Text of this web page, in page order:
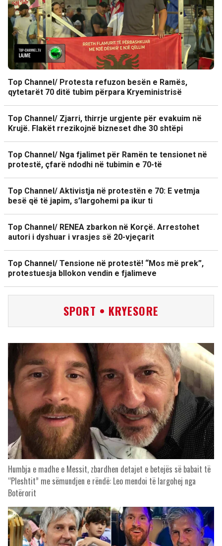
Top Channel/ Protesta refuzon besën e Ramës,
qytetarët 70 ditë tubim përpara Kryeministrisë
Top Channel/ Zjarri, thirrje urgjente për evakuim në
Krujë. Flakët rrezikojnë bizneset dhe 30 shtëpi
Top Channel/ Nga fjalimet për Ramën te tensionet në
protestë, çfarë ndodhi në tubimin e 70-të
Top Channel/ Aktivistja në protestën e 70: E vetmja
besë që të japim, s’largohemi pa ikur ti
Top Channel/ RENEA zbarkon në Korçë. Arrestohet
autori i dyshuar i vrasjes së 20-vjeçarit
Top Channel/ Tensione në protestë! “Mos më prek”,
protestuesja bllokon vendin e fjalimeve
SPORT • KRYESORE
Humbja e madhe e Messit, zbardhen detajet e betejës së babait të
“Pleshtit” me sëmundjen e rëndë: Leo mendoi të largohej nga
Botërorit